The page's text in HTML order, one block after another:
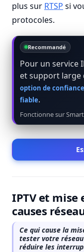
plus sur RTSP si
protocoles.
Recommandé
Pour un service
et support large
option de confiance
fiable.
Fonctionne sur
IPTV et
causes
Ce qui cause la
tester votre
réduire les